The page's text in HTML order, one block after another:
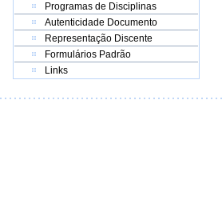
Programas de Disciplinas
Autenticidade Documento
Representação Discente
Formulários Padrão
Links